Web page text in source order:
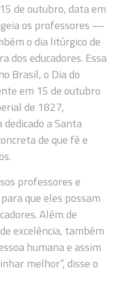
de outubro, data em
os professores —
o dia litúrgico de
dos educadores. Essa
Brasil, o Dia do
em 15 de outubro
de 1827,
a Santa
de que fé e
professores e
que eles possam
Além de
excelência, também
humana e assim
melhor”, disse o